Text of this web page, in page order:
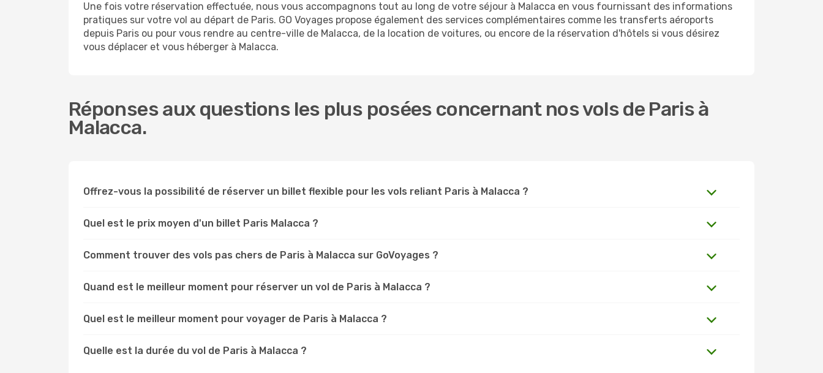
Une fois votre réservation effectuée, nous vous accompagnons tout au long de votre séjour à Malacca en vous fournissant des informations
pratiques sur votre vol au départ de Paris. GO Voyages propose également des services complémentaires comme les transferts aéroports
depuis Paris ou pour vous rendre au centre-ville de Malacca, de la location de voitures, ou encore de la réservation d'hôtels si vous désirez
vous déplacer et vous héberger à Malacca.
Réponses aux questions les plus posées concernant nos vols de Paris à
Malacca.
Offrez-vous la possibilité de réserver un billet flexible pour les vols reliant Paris à Malacca ?
Quel est le prix moyen d'un billet Paris Malacca ?
Comment trouver des vols pas chers de Paris à Malacca sur GoVoyages ?
Quand est le meilleur moment pour réserver un vol de Paris à Malacca ?
Quel est le meilleur moment pour voyager de Paris à Malacca ?
Quelle est la durée du vol de Paris à Malacca ?